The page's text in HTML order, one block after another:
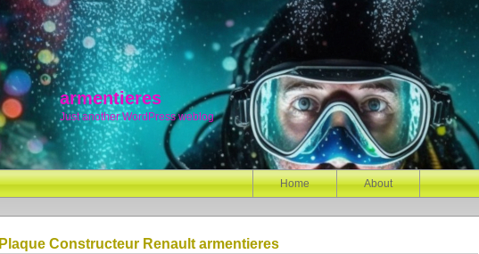
armentieres
Just another WordPress weblog
Home About
Plaque Constructeur Renault armentieres